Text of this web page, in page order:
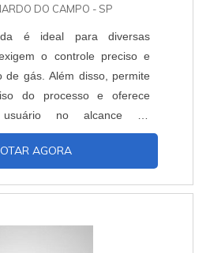
DO CAMPO - SP
é ideal para diversas
o controle preciso e
de gás. Além disso, permite
do processo e oferece
no alcance do
características do mass
o alcance do dispositivo,
in situ e apresenta
AGORA